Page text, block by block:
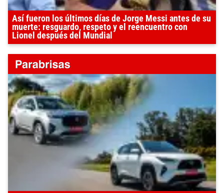
Así fueron los últimos días de Jorge Messi antes de su
muerte: resguardo, respeto y el reencuentro con
Lionel después del Mundial